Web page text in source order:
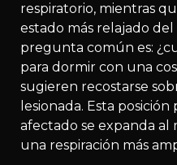
respiratorio, mientras
estado más relajado
pregunta común es:
para dormir con una
sugieren recostarse
lesionada. Esta
afectado se expanda al
una respiración más